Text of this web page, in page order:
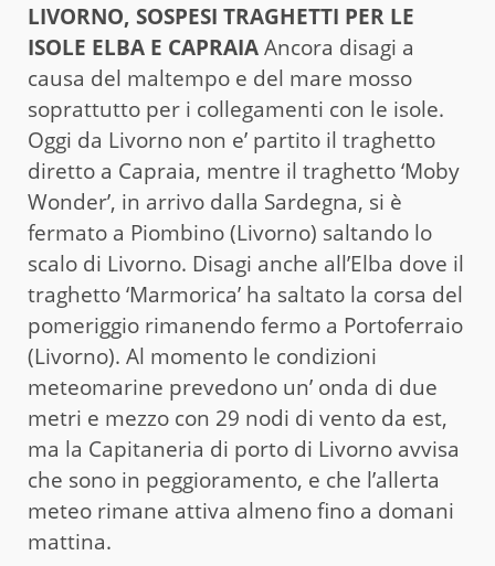
LIVORNO, SOSPESI TRAGHETTI PER LE
ISOLE ELBA E CAPRAIAAncora disagi a
causa del maltempo e del mare mosso
soprattutto per i collegamenti con le isole.
Oggi da Livorno non e’ partito il traghetto
diretto a Capraia, mentre il traghetto ‘Moby
Wonder’, in arrivo dalla Sardegna, si è
fermato a Piombino (Livorno) saltando lo
scalo di Livorno. Disagi anche all’Elba dove il
traghetto ‘Marmorica’ ha saltato la corsa del
pomeriggio rimanendo fermo a Portoferraio
(Livorno). Al momento le condizioni
meteomarine prevedono un’ onda di due
metri e mezzo con 29 nodi di vento da est,
ma la Capitaneria di porto di Livorno avvisa
che sono in peggioramento, e che l’allerta
meteo rimane attiva almeno fino a domani
mattina.